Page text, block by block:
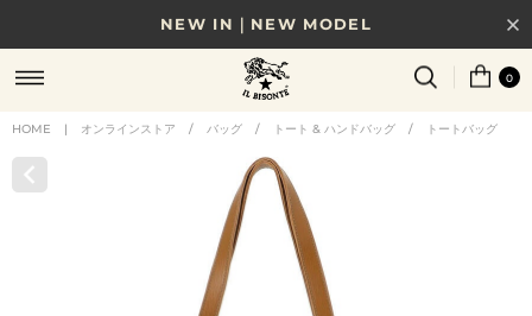
NEW IN｜NEW MODEL
8/17(月)10時まで｜税込11,000円以上で送料無料
贈る相手やシーンから選べる、新しいギフトガイド
NEW IN｜COLOR LEATHER
0
HOME | オンラインストア / バッグ / トート & ハンドバッグ / トートバッグ